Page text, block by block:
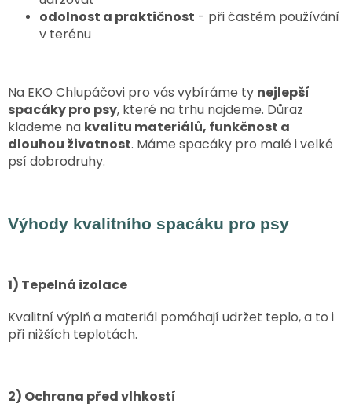
odolnost a praktičnost - při častém používání
v terénu
Na EKO Chlupáčovi pro vás vybíráme ty nejlepší
spacáky pro psy, které na trhu najdeme. Důraz
klademe na kvalitu materiálů, funkčnost a
dlouhou životnost. Máme spacáky pro malé i velké
psí dobrodruhy.
Výhody kvalitního spacáku pro psy
1) Tepelná izolace
Kvalitní výplň a materiál pomáhají udržet teplo, a to i
při nižších teplotách.
2) Ochrana před vlhkostí